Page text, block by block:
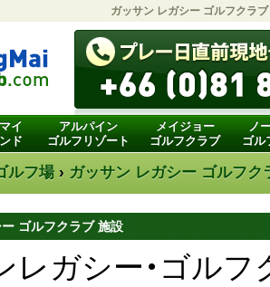
ガッサン レガシー ゴルフクラブ
イ
ド
アルパイン
ゴルフリゾート
メイジョー
ゴルフクラブ
ノ
ゴル
ルフ場 › ガッサン レガシー ゴルフク
ゴルフクラブ 施設
レガシー・ゴルフ